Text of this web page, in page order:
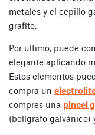
metales y el cepillo
grafito.
Por último, puede
elegante aplicando
Estos elementos
compra un
compres una pincel
(bolígrafo galvánico)